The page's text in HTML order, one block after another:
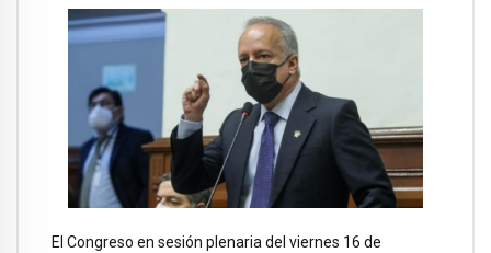
El Congreso en sesión plenaria del viernes 16 de